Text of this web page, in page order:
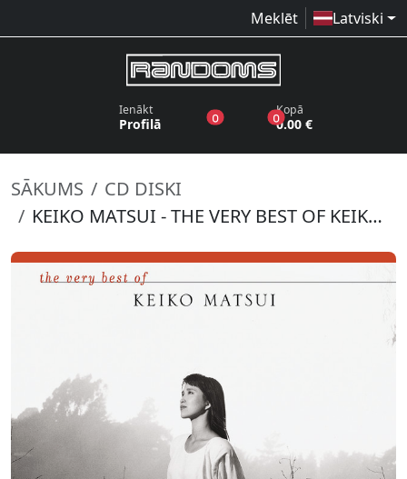
Meklēt Latviski
Ienākt
Profilā 0produkti vēlmju sarakstā
0produkti grozā
Kopā
0.00 €
SĀKUMS
CD DISKI
KEIKO MATSUI - THE VERY BEST OF KEIKO MATSUI